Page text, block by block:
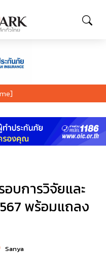
บการวิจัยและ
พร้อมแถลง
Sanya